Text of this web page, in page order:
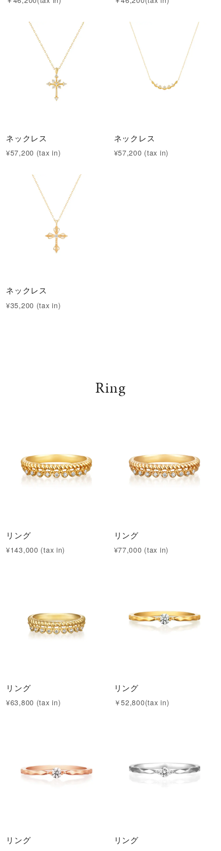
ネックレス
¥57,200 (tax in)
ネックレス
¥57,200 (tax in)
ネックレス
¥35,200 (tax in)
Ring
リング
¥143,000 (tax in)
リング
¥77,000 (tax in)
リング
¥63,800 (tax in)
リング
￥52,800(tax in)
リング リング